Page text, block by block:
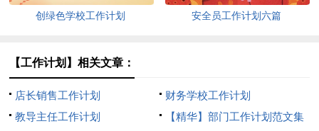
创绿色学校工作计划 安全员工作计划六篇
【工作计划】相关文章：
店长销售工作计划
财务学校工作计划
教导主任工作计划
【精华】部门工作计划范文集